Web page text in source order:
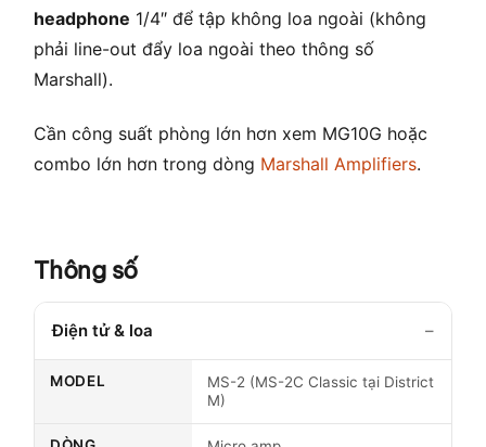
headphone 1/4″ để tập không loa ngoài (không
phải line-out đẩy loa ngoài theo thông số
Marshall).
Cần công suất phòng lớn hơn xem MG10G hoặc
combo lớn hơn trong dòng Marshall Amplifiers.
Thông số
Điện tử & loa
MODEL
MS-2 (MS-2C Classic tại District
M)